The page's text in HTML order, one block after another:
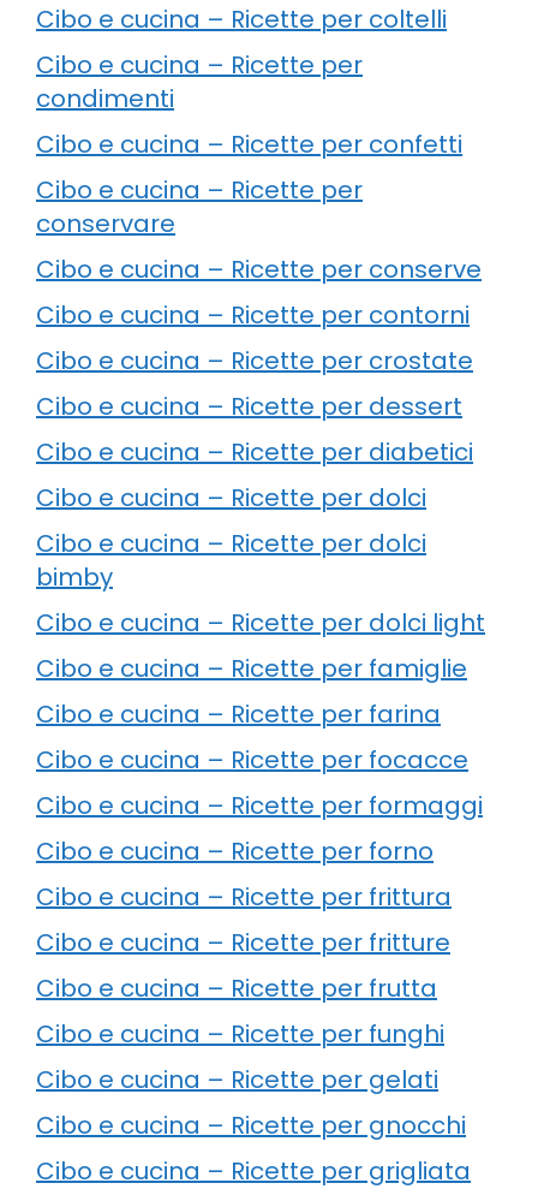
Cibo e cucina – Ricette per coltelli
Cibo e cucina – Ricette per
condimenti
Cibo e cucina – Ricette per confetti
Cibo e cucina – Ricette per
conservare
Cibo e cucina – Ricette per conserve
Cibo e cucina – Ricette per contorni
Cibo e cucina – Ricette per crostate
Cibo e cucina – Ricette per dessert
Cibo e cucina – Ricette per diabetici
Cibo e cucina – Ricette per dolci
Cibo e cucina – Ricette per dolci
bimby
Cibo e cucina – Ricette per dolci light
Cibo e cucina – Ricette per famiglie
Cibo e cucina – Ricette per farina
Cibo e cucina – Ricette per focacce
Cibo e cucina – Ricette per formaggi
Cibo e cucina – Ricette per forno
Cibo e cucina – Ricette per frittura
Cibo e cucina – Ricette per fritture
Cibo e cucina – Ricette per frutta
Cibo e cucina – Ricette per funghi
Cibo e cucina – Ricette per gelati
Cibo e cucina – Ricette per gnocchi
Cibo e cucina – Ricette per grigliata